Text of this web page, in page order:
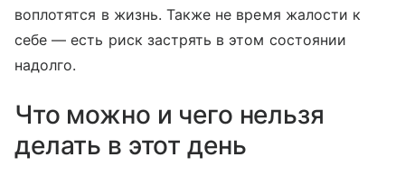
воплотятся в жизнь. Также не время жалости к
себе — есть риск застрять в этом состоянии
надолго.
Что можно и чего нельзя
делать в этот день